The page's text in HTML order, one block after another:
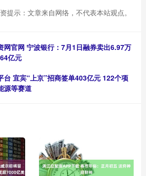
提示：文章来自网络，不代表本站观点。
网官网 宁波银行：7月1日融券卖出6.97万
亿元
台 宜宾“上京”招商签单403亿元 122个项
源等赛道